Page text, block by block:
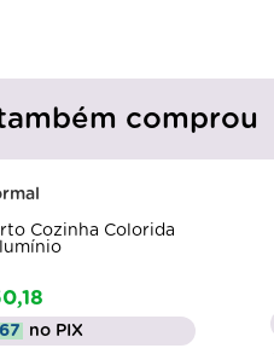
comprou
Cozinha Colorida
no PIX